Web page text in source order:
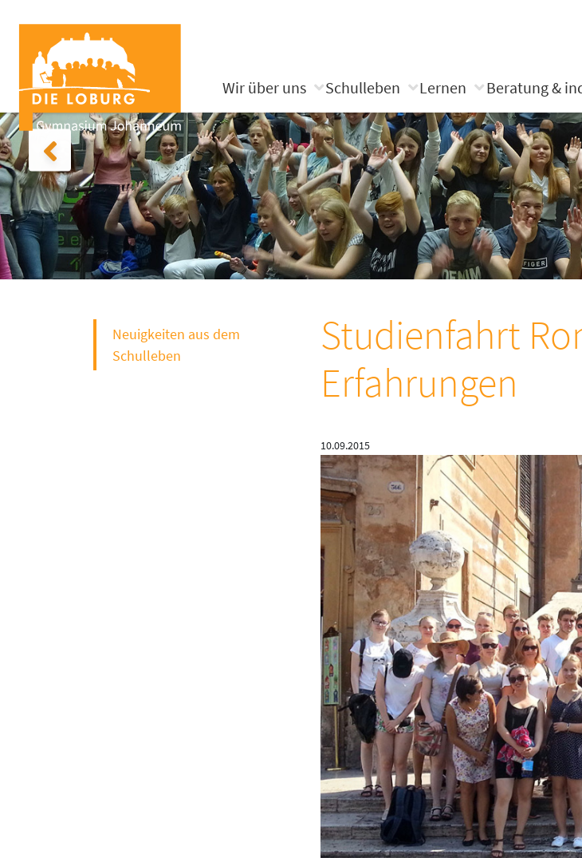
Wir über uns Schulleben Lernen Beratung &
Neuigkeiten aus dem
Schulleben
Studienfahrt
Erfahrungen
10.09.2015